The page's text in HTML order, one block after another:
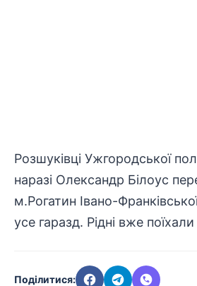
Розшуківці Ужгородської
наразі Олександр Білоус
м.Рогатин Івано-
усе гаразд. Рідні вже
Поділитися: